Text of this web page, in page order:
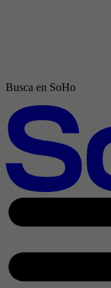
Busca en SoHo